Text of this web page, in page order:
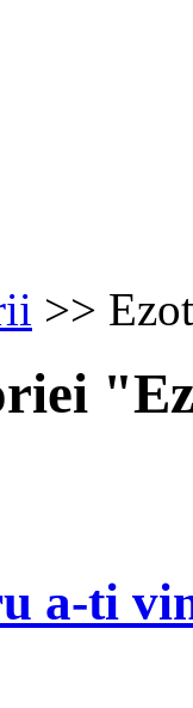
>>
a-ti